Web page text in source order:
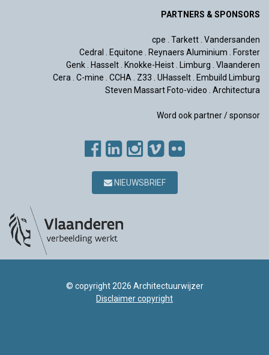
PARTNERS & SPONSORS
cpe Tarkett Vandersanden
Cedral
Equitone Reynaers Aluminium
Forster
Genk
Hasselt Knokke-Heist Limburg
Vlaanderen
Cera
C-mine CCHA Z33 UHasselt
Embuild Limburg
Steven Massart Foto-video
Architectura
Word ook partner / sponsor
NIEUWSBRIEF
© copyright 2026 Architectuurwijzer
Disclaimer copyright